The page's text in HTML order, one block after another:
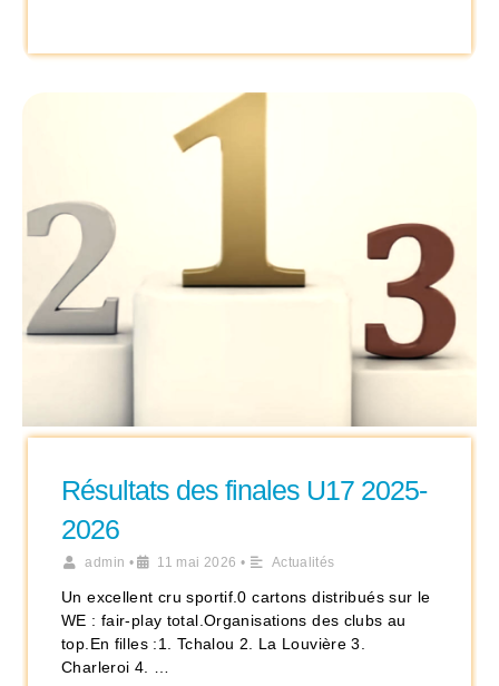
Résultats des finales U17 2025-
2026
admin • 11 mai 2026 • Actualités
Un excellent cru sportif.0 cartons distribués sur le
WE : fair-play total.Organisations des clubs au
top.En filles :1. Tchalou 2. La Louvière 3.
Charleroi 4. …